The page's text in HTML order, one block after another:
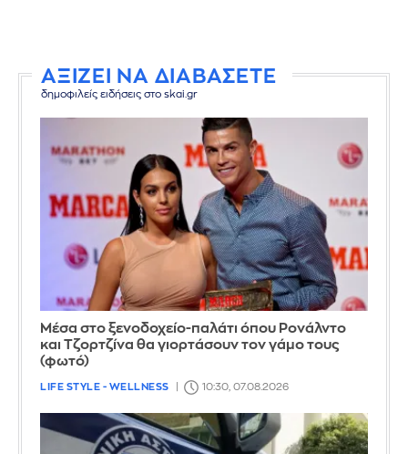
ΑΞΙΖΕΙ ΝΑ ΔΙΑΒΑΣΕΤΕ
δημοφιλείς ειδήσεις στο skai.gr
Μέσα στο ξενοδοχείο-παλάτι όπου Ρονάλντο
και Τζορτζίνα θα γιορτάσουν τον γάμο τους
(φωτό)
LIFE STYLE - WELLNESS 10:30, 07.08.2026